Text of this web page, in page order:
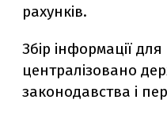
рахунків.
Збір інформації
централізовано
законодавства і